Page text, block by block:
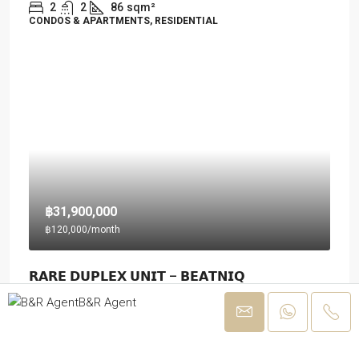
2 2 86 sqm²
CONDOS & APARTMENTS, RESIDENTIAL
฿31,900,000
฿120,000/month
𝗥𝗔𝗥𝗘 𝗗𝗨𝗣𝗟𝗘𝗫 𝗨𝗡𝗜𝗧 – 𝗕𝗘𝗔𝗧𝗡𝗜𝗤
𝗦𝗨𝗞𝗛𝗨𝗠𝗩𝗜𝗧 32
B&R Agent